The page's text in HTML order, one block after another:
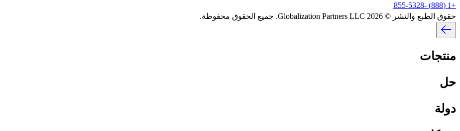
+1 (888) -855-5328​​
حقوق الطبع والنشر © 2026 Globalization Partners LLC. جميع الحقوق محفوظة.​​
منتجات​​
حل​​
دولة​​